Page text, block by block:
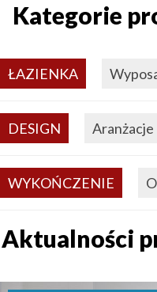
Kategorie
ŁAZIENKA
DESIGN Aranżacje
WYKOŃCZENIE
Aktualności